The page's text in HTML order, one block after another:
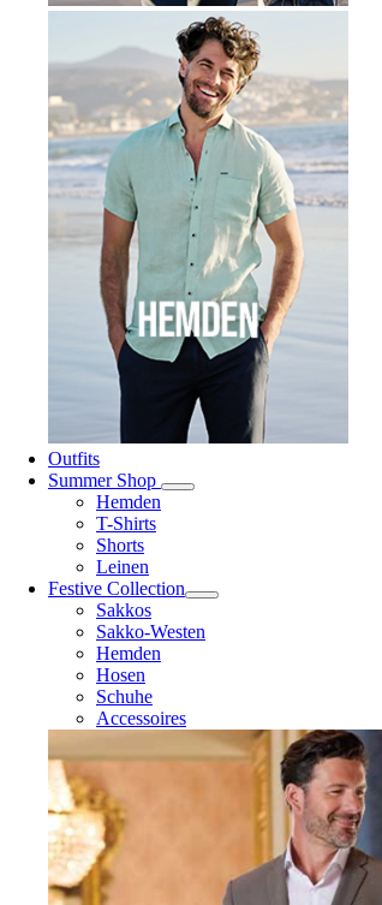
Outfits
Summer Shop
Hemden
T-Shirts
Shorts
Leinen
Festive Collection
Sakkos
Sakko-Westen
Hemden
Hosen
Schuhe
Accessoires